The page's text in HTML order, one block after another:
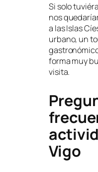
Si solo
nos
a las Islas
urbano, un
forma muy
visita.
Vigo